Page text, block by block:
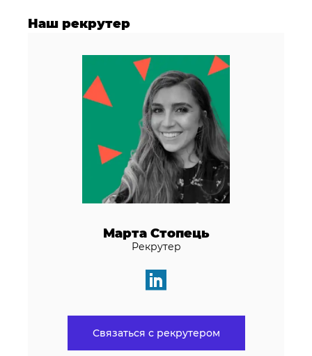
Наш рекрутер
Марта Стопець
Рекрутер
Связаться с рекрутером